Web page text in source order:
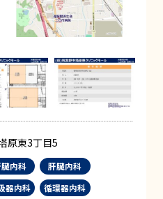
原東3丁目5
内科
肝臓内科
器内科
循環器内科